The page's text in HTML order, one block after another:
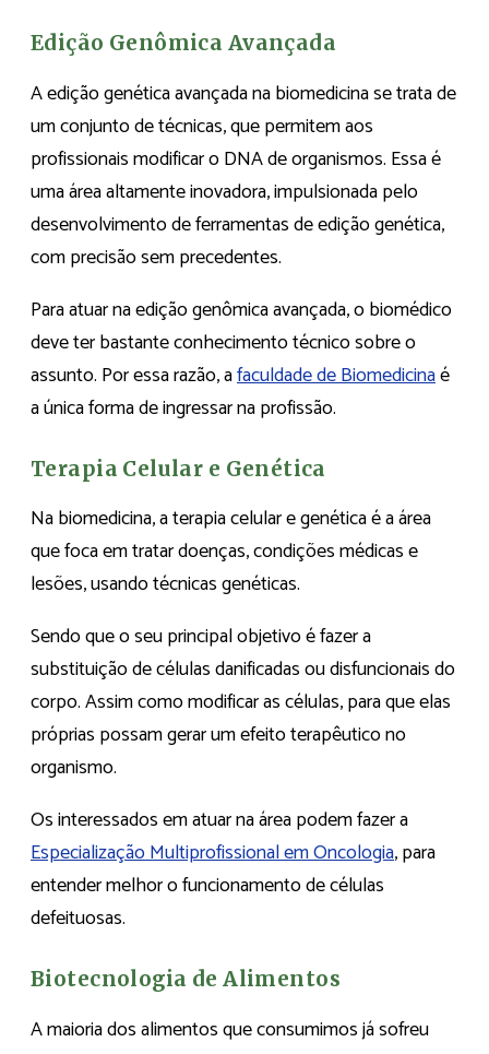
Edição Genômica Avançada
A edição genética avançada na biomedicina se trata de
um conjunto de técnicas, que permitem aos
profissionais modificar o DNA de organismos. Essa é
uma área altamente inovadora, impulsionada pelo
desenvolvimento de ferramentas de edição genética,
com precisão sem precedentes.
Para atuar na edição genômica avançada, o biomédico
deve ter bastante conhecimento técnico sobre o
assunto. Por essa razão, afaculdade de Biomedicinaé
a única forma de ingressar na profissão.
Terapia Celular e Genética
Na biomedicina, a terapia celular e genética é a área
que foca em tratar doenças, condições médicas e
lesões, usando técnicas genéticas.
Sendo que o seu principal objetivo é fazer a
substituição de células danificadas ou disfuncionais do
corpo. Assim como modificar as células, para que elas
próprias possam gerar um efeito terapêutico no
organismo.
Os interessados em atuar na área podem fazer a
Especialização Multiprofissional em Oncologia, para
entender melhor o funcionamento de células
defeituosas.
Biotecnologia de Alimentos
A maioria dos alimentos que consumimos já sofreu